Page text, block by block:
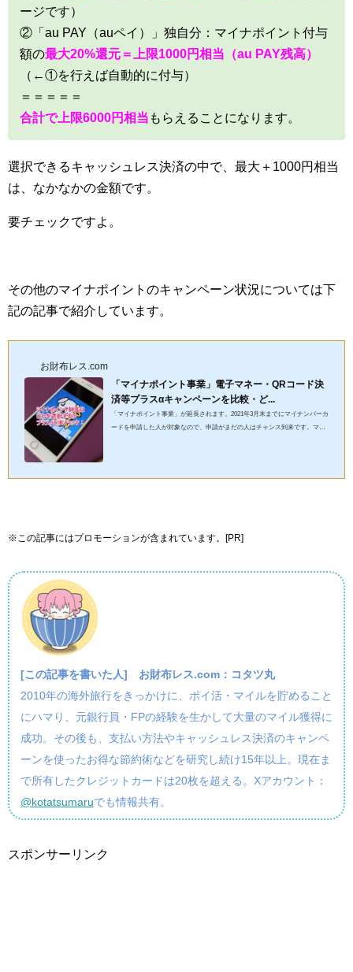
ージです）
②「au PAY（auペイ）」独自分：マイナポイント付与
額の最大20%還元＝上限1000円相当（au PAY残高）
（←①を行えば自動的に付与）
＝＝＝＝＝
合計で上限6000円相当 もらえることになります。
選択できるキャッシュレス決済の中で、最大＋1000円相当
は、なかなかの金額です。
要チェックですよ。
その他のマイナポイントのキャンペーン状況については下
記の記事で紹介しています。
お財布レス.com
「マイナポイント事業」電子マネー・QRコード決
済等プラスαキャンペーンを比較・ど...
「マイナポイント事業」が延長されます。2021年3月末までにマイナンバーカ
ードを申請した人が対象なので、申請がまだの人はチャンス到来です。マイ
※この記事にはプロモーションが含まれています。[PR]
[この記事を書いた人] お財布レス.com：コタツ丸
2010年の海外旅行をきっかけに、ポイ活・マイルを貯めること
にハマり、元銀行員・FPの経験を生かして大量のマイル獲得に
成功。その後も、支払い方法やキャッシュレス決済のキャンペ
ーンを使ったお得な節約術などを研究し続け15年以上。現在ま
で所有したクレジットカードは20枚を超える。Xアカウント：
@kotatsumaruでも情報共有。
スポンサーリンク